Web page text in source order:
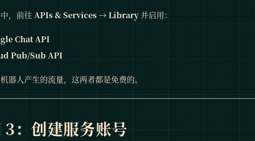
，前往 APIs & Services → Library并启用：
Chat API
Pub/Sub API
器人产生的流量，这两者都是免费的。
3：创建服务账号